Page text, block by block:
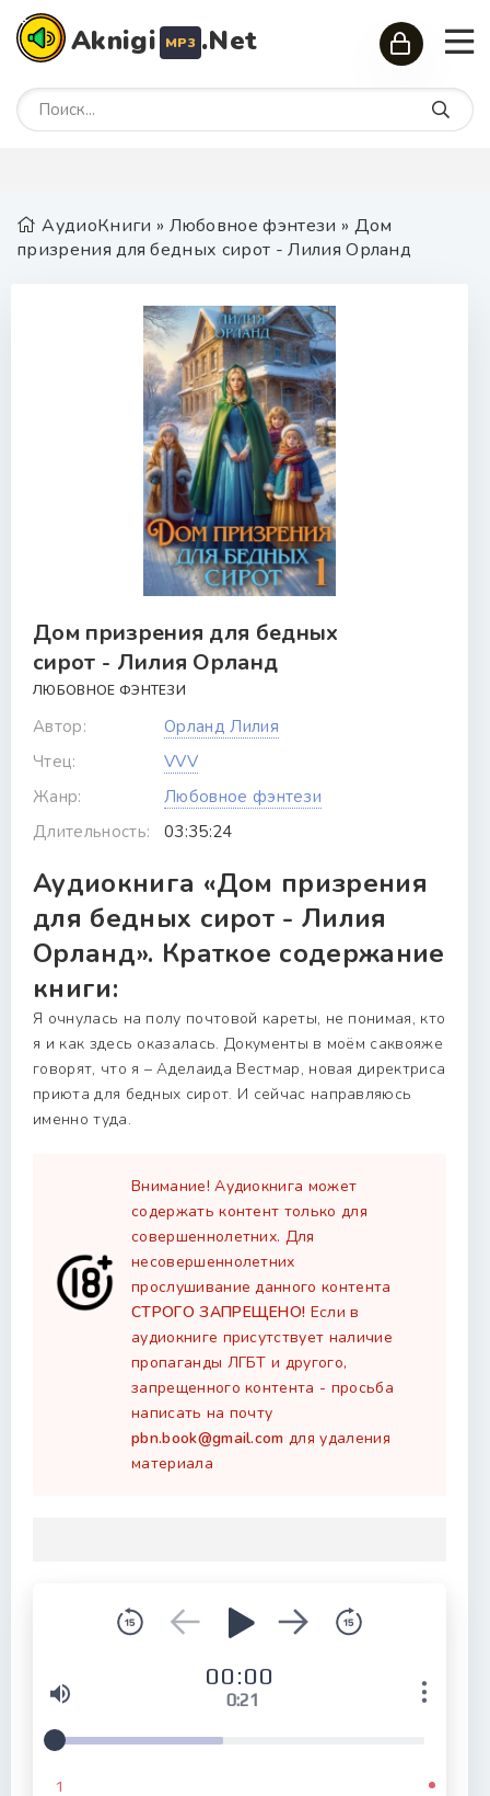
Aknigi MP3 .Net
АудиоКниги » Любовное фэнтези » Дом
призрения для бедных сирот - Лилия Орланд
Дом призрения для бедных
сирот - Лилия Орланд
ЛЮБОВНОЕ ФЭНТЕЗИ
Автор:
Орланд Лилия
Чтец:
VVV
Жанр:
Любовное фэнтези
Длительность:
03:35:24
Аудиокнига «Дом призрения
для бедных сирот - Лилия
Орланд». Краткое содержание
книги:
Я очнулась на полу почтовой кареты, не понимая, кто
я и как здесь оказалась. Документы в моём саквояже
говорят, что я – Аделаида Вестмар, новая директриса
приюта для бедных сирот. И сейчас направляюсь
именно туда.
Внимание! Аудиокнига может
содержать контент только для
совершеннолетних. Для
несовершеннолетних
прослушивание данного контента
СТРОГО ЗАПРЕЩЕНО! Если в
аудиокниге присутствует наличие
пропаганды ЛГБТ и другого,
запрещенного контента - просьба
написать на почту
pbn.book@gmail.com для удаления
материала
00:00
0:21
1